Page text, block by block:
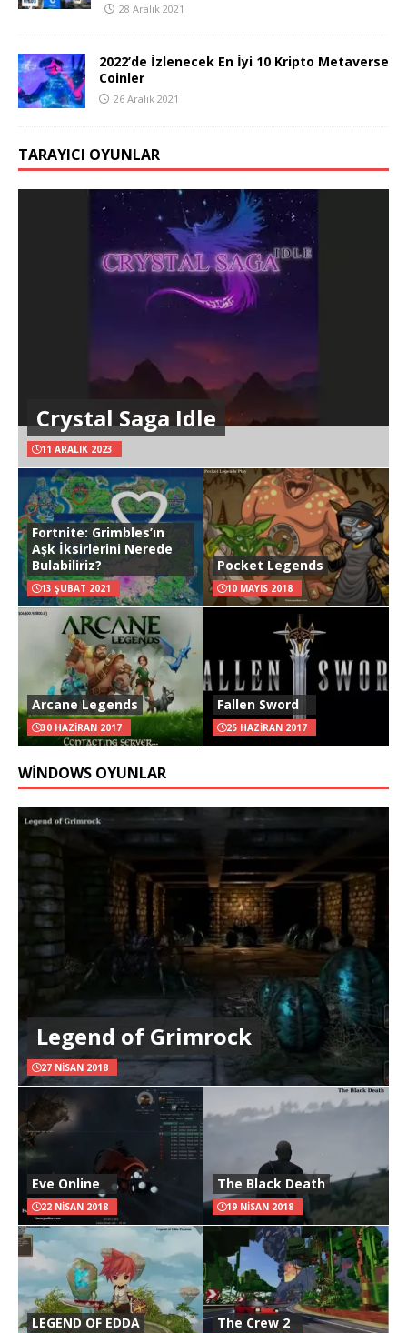
28 Aralık 2021
2022’de İzlenecek En İyi 10 Kripto Metaverse
Coinler
26 Aralık 2021
TARAYICI OYUNLAR
Crystal Saga Idle
11 ARALIK 2023
Fortnite: Grimbles’ın
Aşk İksirlerini Nerede
Bulabiliriz?
13 ŞUBAT 2021
Pocket Legends
10 MAYIS 2018
Arcane Legends
30 HAZIRAN 2017
Fallen Sword
25 HAZIRAN 2017
WINDOWS OYUNLAR
Legend of Grimrock
27 NISAN 2018
Eve Online
22 NISAN 2018
The Black Death
19 NISAN 2018
LEGEND OF EDDA The Crew 2